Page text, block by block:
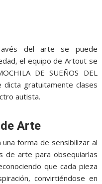
del arte se puede
el equipo de Artout se
DE SUEÑOS DEL
dicta gratuitamente clases
autista.
Arte
forma de sensibilizar al
de arte para obsequiarlas
que cada pieza
convirtiéndose en